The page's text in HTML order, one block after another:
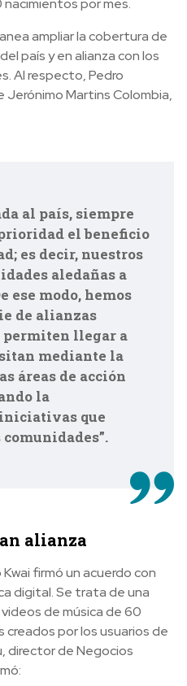
por mes.
ampliar la cobertura de
país y en alianza con los
Al respecto,Pedro
Martins Colombia,
al país, siempre
el beneficio
es decir, nuestros
aledañas a
ese modo, hemos
de alianzas
permiten llegar a
mediante la
áreas de acción
la
que
alianza
firmó un acuerdo con
digital. Se trata de una
de música de 60
por los usuarios de
director de Negocios